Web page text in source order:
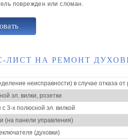
поврежден или сломан.
ЛИСТ НА РЕМОНТ
неисправности) в случае отказа
эл. вилки, розетки
3-х полюсной эл. вилкой
(на панели управления)
(духовки)